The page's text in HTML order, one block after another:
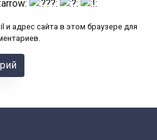
и адрес сайта в этом браузере для